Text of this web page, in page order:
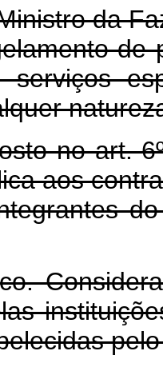
da
de
serviços
no art.
aos